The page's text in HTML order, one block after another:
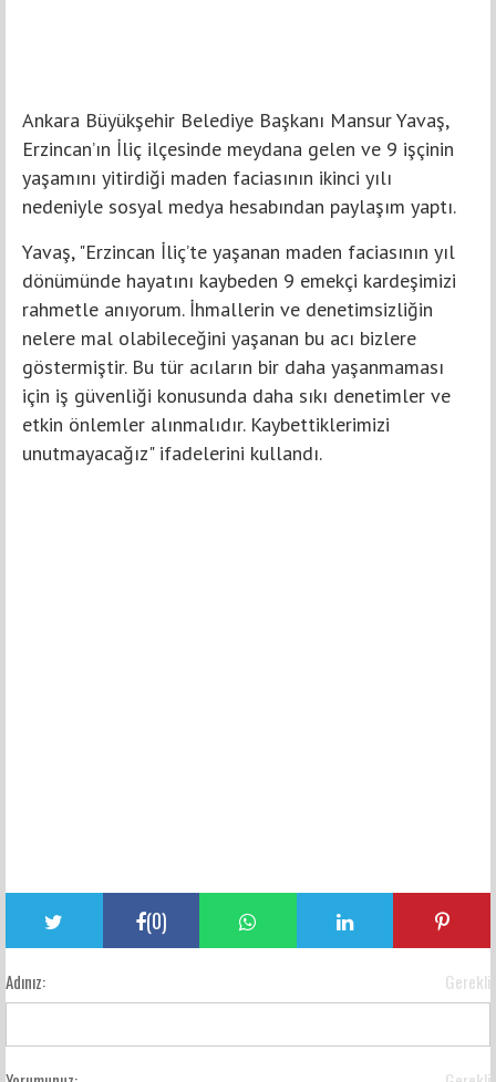
Ankara Büyükşehir Belediye Başkanı Mansur Yavaş,
Erzincan’ın İliç ilçesinde meydana gelen ve 9 işçinin
yaşamını yitirdiği maden faciasının ikinci yılı
nedeniyle sosyal medya hesabından paylaşım yaptı.
Yavaş, "Erzincan İliç’te yaşanan maden faciasının yıl
dönümünde hayatını kaybeden 9 emekçi kardeşimizi
rahmetle anıyorum. İhmallerin ve denetimsizliğin
nelere mal olabileceğini yaşanan bu acı bizlere
göstermiştir. Bu tür acıların bir daha yaşanmaması
için iş güvenliği konusunda daha sıkı denetimler ve
etkin önlemler alınmalıdır. Kaybettiklerimizi
unutmayacağız" ifadelerini kullandı.
(0)
Adınız: Gerekli